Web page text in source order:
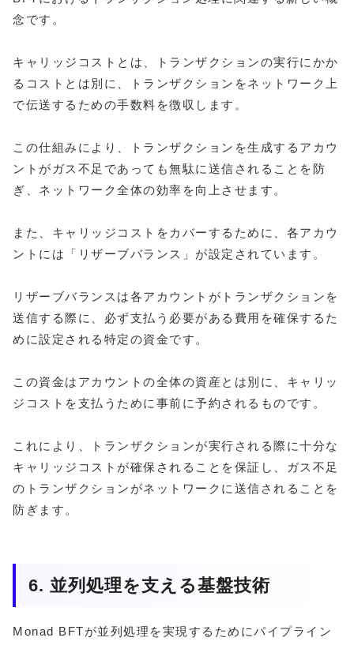
念です。
キャリッジコストとは、トランザクションの実行にかか
るコストとは別に、トランザクションをネットワーク上
で伝送するための手数料を徴収します。
この仕組みにより、トランザクションを生成するアカウ
ントがガス不足であっても無駄に送信されることを防
ぎ、ネットワーク全体の効率を向上させます。
また、キャリッジコストをカバーするために、各アカウ
ントには「リザーブバランス」が設定されています。
リザーブバランスは各アカウントがトランザクションを
送信する際に、必ず支払う必要がある費用を確保するた
めに設定される特定の資金です。
この資金はアカウントの全体の資産とは別に、キャリッ
ジコストを支払うために事前に予約されるものです。
これにより、トランザクションが実行される際に十分な
キャリッジコストが確保されることを保証し、ガス不足
のトランザクションがネットワークに送信されることを
防ぎます。
6. 並列処理を支える基盤技術
Monad BFTが並列処理を実現するためにパイプライン